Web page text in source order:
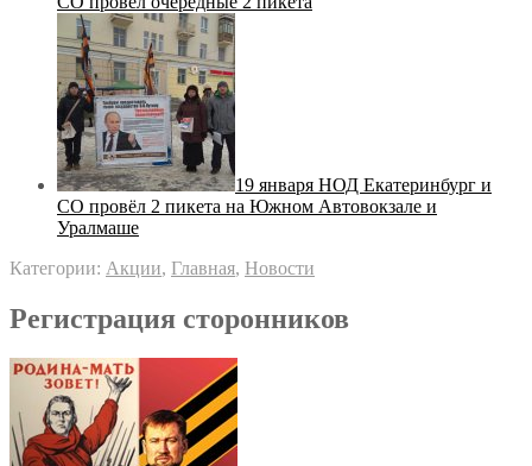
19 января НОД Екатеринбург и
СО провёл 2 пикета на Южном Автовокзале и
Уралмаше
Категории: Акции, Главная, Новости
Регистрация сторонников